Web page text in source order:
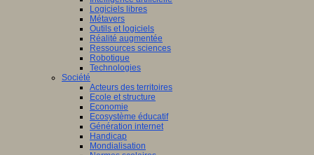
Logiciels libres
Métavers
Outils et logiciels
Réalité augmentée
Ressources sciences
Robotique
Technologies
Société
Acteurs des territoires
Ecole et structure
Economie
Ecosystème éducatif
Génération internet
Handicap
Mondialisation